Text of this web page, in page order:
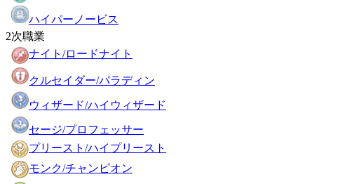
ハイパーノービス
2次職業
ナイト/ロードナイト
クルセイダー/パラディン
ウィザード/ハイウィザード
セージ/プロフェッサー
プリースト/ハイプリースト
モンク/チャンピオン